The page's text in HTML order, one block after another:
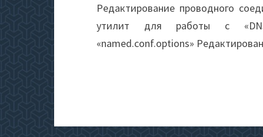
Редактирование проводного
утилит для работы с
«named.conf.options»